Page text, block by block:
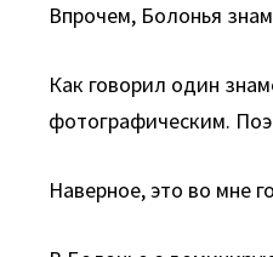
Впрочем, Болонья
Как говорил один
фотографическим.
Наверное, это во мне